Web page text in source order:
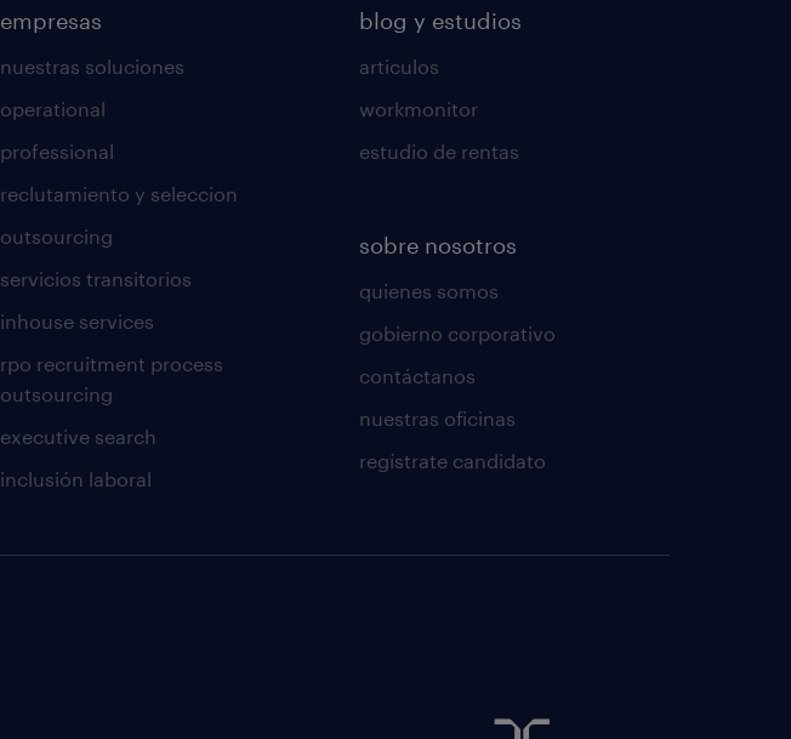
empresas
nuestras soluciones
operational
professional
reclutamiento y seleccion
outsourcing
servicios transitorios
inhouse services
rpo recruitment process
outsourcing
executive search
inclusión laboral
blog y estudios
articulos
workmonitor
estudio de rentas
sobre nosotros
quienes somos
gobierno corporativo
contáctanos
nuestras oficinas
regístrate candidato